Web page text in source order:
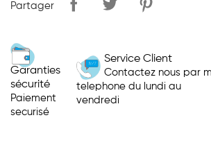
Partager
Garanties
sécurité
Paiement
securisé
Service Client
Contactez nous par
telephone du lundi au
vendredi